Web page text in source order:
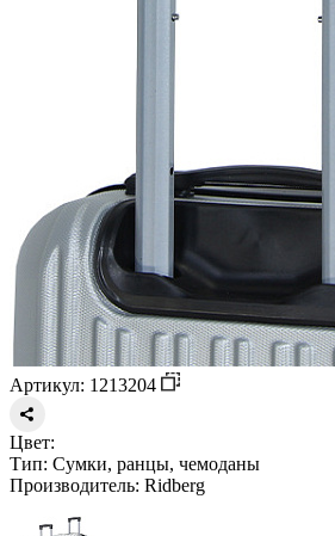
Артикул: 1213204
Цвет:
Тип: Сумки, ранцы, чемоданы
Производитель: Ridberg